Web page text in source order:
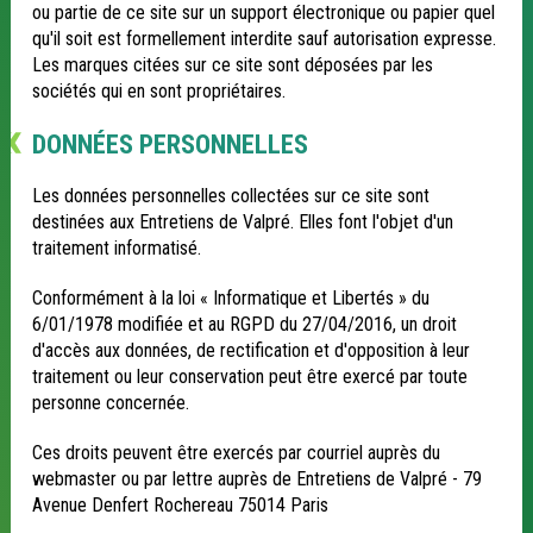
ou partie de ce site sur un support électronique ou papier quel
qu'il soit est formellement interdite sauf autorisation expresse.
Les marques citées sur ce site sont déposées par les
sociétés qui en sont propriétaires.
DONNÉES PERSONNELLES
Les données personnelles collectées sur ce site sont
destinées aux Entretiens de Valpré. Elles font l'objet d'un
traitement informatisé.
Conformément à la loi « Informatique et Libertés » du
6/01/1978 modifiée et au RGPD du 27/04/2016, un droit
d'accès aux données, de rectification et d'opposition à leur
traitement ou leur conservation peut être exercé par toute
personne concernée.
Ces droits peuvent être exercés par courriel auprès du
webmaster ou par lettre auprès de Entretiens de Valpré - 79
Avenue Denfert Rochereau 75014 Paris